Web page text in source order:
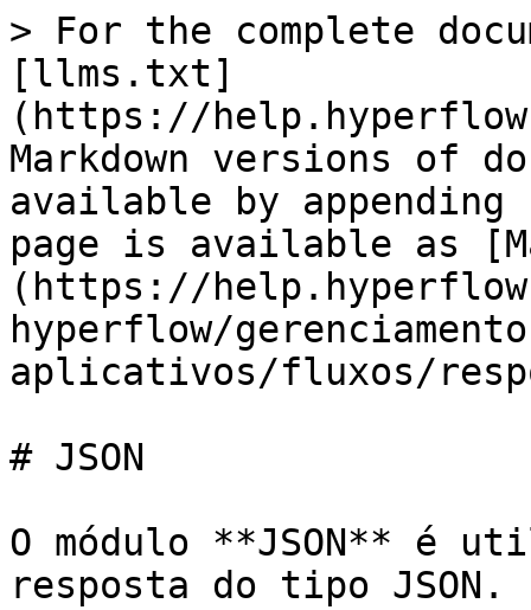
> For the complete
[llms.txt]
(https://
Markdown versions of
available by
page is available as
(https://
hyperflow/
aplicativos/fluxos/
# JSON
O módulo **JSON** é
resposta do tipo JSON.